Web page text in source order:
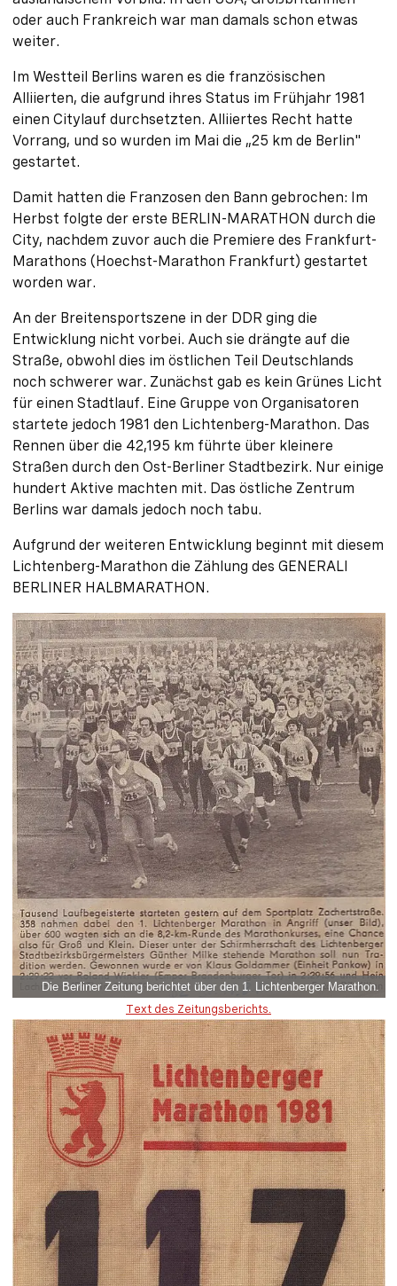
oder auch Frankreich war man damals schon etwas
weiter.
Im Westteil Berlins waren es die französischen
Alliierten, die aufgrund ihres Status im Frühjahr 1981
einen Citylauf durchsetzten. Alliiertes Recht hatte
Vorrang, und so wurden im Mai die „25 km de Berlin"
gestartet.
Damit hatten die Franzosen den Bann gebrochen: Im
Herbst folgte der erste BERLIN-MARATHON durch die
City, nachdem zuvor auch die Premiere des Frankfurt-
Marathons (Hoechst-Marathon Frankfurt) gestartet
worden war.
An der Breitensportszene in der DDR ging die
Entwicklung nicht vorbei. Auch sie drängte auf die
Straße, obwohl dies im östlichen Teil Deutschlands
noch schwerer war. Zunächst gab es kein Grünes Licht
für einen Stadtlauf. Eine Gruppe von Organisatoren
startete jedoch 1981 den Lichtenberg-Marathon. Das
Rennen über die 42,195 km führte über kleinere
Straßen durch den Ost-Berliner Stadtbezirk. Nur einige
hundert Aktive machten mit. Das östliche Zentrum
Berlins war damals jedoch noch tabu.
Aufgrund der weiteren Entwicklung beginnt mit diesem
Lichtenberg-Marathon die Zählung des GENERALI
BERLINER HALBMARATHON.
Die Berliner Zeitung berichtet über den 1. Lichtenberger Marathon.
Text des Zeitungsberichts.